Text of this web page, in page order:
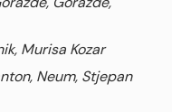
Murisa Kozar
Neum, Stjepan